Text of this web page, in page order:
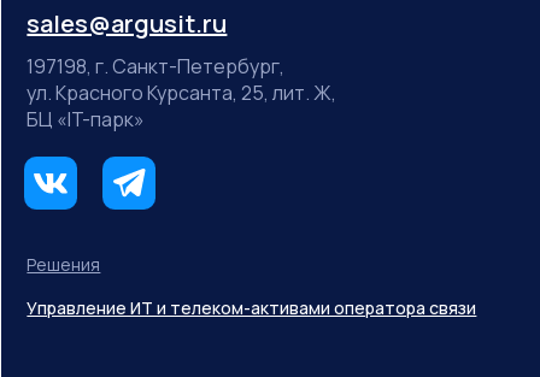
Решения
Управление ИТ и телеком-активами оператора связи
sales@argusit.ru
197198, г. Санкт-Петербург,
ул. Красного Курсанта, 25, лит. Ж,
БЦ «IT-парк»